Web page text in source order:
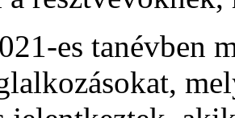
es tanévben